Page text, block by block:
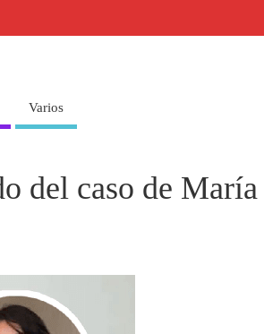
Varios
del caso de María